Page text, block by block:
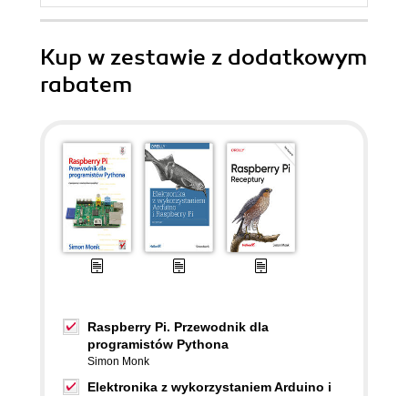
Kup w zestawie z dodatkowym
rabatem
Raspberry Pi. Przewodnik dla
programistów Pythona
Simon Monk
Elektronika z wykorzystaniem Arduino i